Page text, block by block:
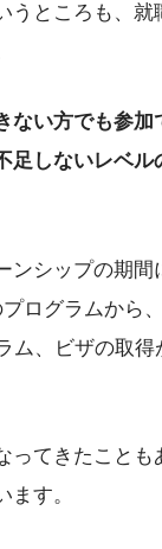
うところも、就
い方でも参加
足しないレベル
ンシップの期間
ログラムから
ム、ビザの取
ってきたことも
す。